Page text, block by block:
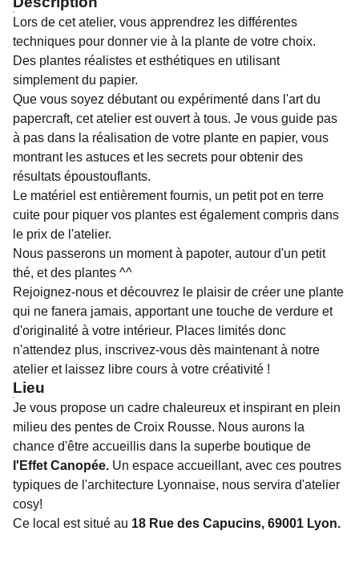
Lors de cet atelier, vous apprendrez les différentes
techniques pour donner vie à la plante de votre choix.
Des plantes réalistes et esthétiques en utilisant
simplement du papier.
Que vous soyez débutant ou expérimenté dans l'art du
papercraft, cet atelier est ouvert à tous. Je vous guide pas
à pas dans la réalisation de votre plante en papier, vous
montrant les astuces et les secrets pour obtenir des
résultats époustouflants.
Le matériel est entièrement fournis, un petit pot en terre
cuite pour piquer vos plantes est également compris dans
le prix de l'atelier.
Nous passerons un moment à papoter, autour d'un petit
thé, et des plantes ^^
Rejoignez-nous et découvrez le plaisir de créer une plante
qui ne fanera jamais, apportant une touche de verdure et
d'originalité à votre intérieur. Places limités donc
n'attendez plus, inscrivez-vous dès maintenant à notre
atelier et laissez libre cours à votre créativité !
Lieu
Je vous propose un cadre chaleureux et inspirant en plein
milieu des pentes de Croix Rousse. Nous aurons la
chance d'être accueillis dans la superbe boutique de
l'Effet Canopée. Un espace accueillant, avec ces poutres
typiques de l'architecture Lyonnaise, nous servira d'atelier
cosy!
Ce local est situé au 18 Rue des Capucins, 69001 Lyon.